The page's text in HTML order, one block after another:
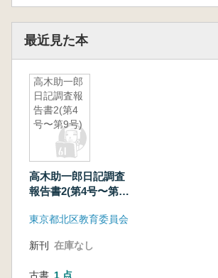
最近見た本
高木助一郎
日記調査報
告書2(第4
号〜第9号)
高木助一郎日記調査
報告書2(第4号〜第9
東京都北区教育委員会
新刊 在庫なし
古書 1 点